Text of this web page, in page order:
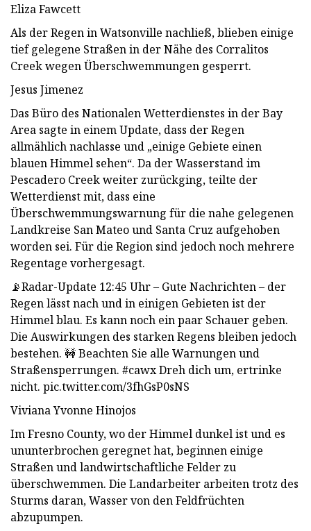
Eliza Fawcett
Als der Regen in Watsonville nachließ, blieben einige
tief gelegene Straßen in der Nähe des Corralitos
Creek wegen Überschwemmungen gesperrt.
Jesus Jimenez
Das Büro des Nationalen Wetterdienstes in der Bay
Area sagte in einem Update, dass der Regen
allmählich nachlasse und „einige Gebiete einen
blauen Himmel sehen“. Da der Wasserstand im
Pescadero Creek weiter zurückging, teilte der
Wetterdienst mit, dass eine
Überschwemmungswarnung für die nahe gelegenen
Landkreise San Mateo und Santa Cruz aufgehoben
worden sei. Für die Region sind jedoch noch mehrere
Regentage vorhergesagt.
📡Radar-Update 12:45 Uhr – Gute Nachrichten – der
Regen lässt nach und in einigen Gebieten ist der
Himmel blau. Es kann noch ein paar Schauer geben.
Die Auswirkungen des starken Regens bleiben jedoch
bestehen. 🚧 Beachten Sie alle Warnungen und
Straßensperrungen. #cawx Dreh dich um, ertrinke
nicht. pic.twitter.com/3fhGsP0sNS
Viviana Yvonne Hinojos
Im Fresno County, wo der Himmel dunkel ist und es
ununterbrochen geregnet hat, beginnen einige
Straßen und landwirtschaftliche Felder zu
überschwemmen. Die Landarbeiter arbeiten trotz des
Sturms daran, Wasser von den Feldfrüchten
abzupumpen.